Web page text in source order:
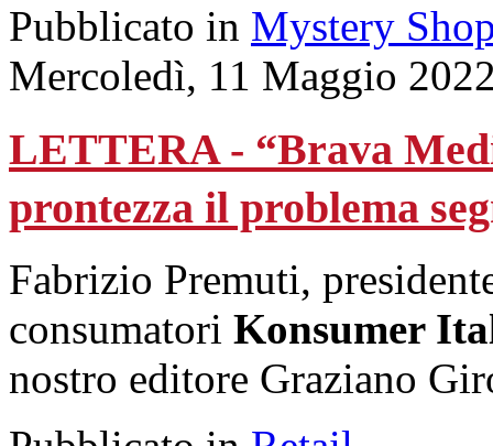
Pubblicato in Mystery
Mercoledì, 11 Maggio
LETTERA - “Brava
prontezza il problema
Fabrizio Premuti,
consumatori Konsumer
nostro editore Graziano